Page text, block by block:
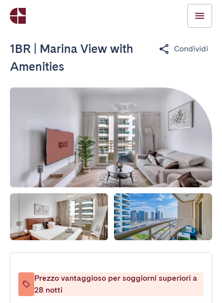
1BR | Marina View with
Amenities
Condividi
Prezzo vantaggioso per soggiorni superiori a
28 notti